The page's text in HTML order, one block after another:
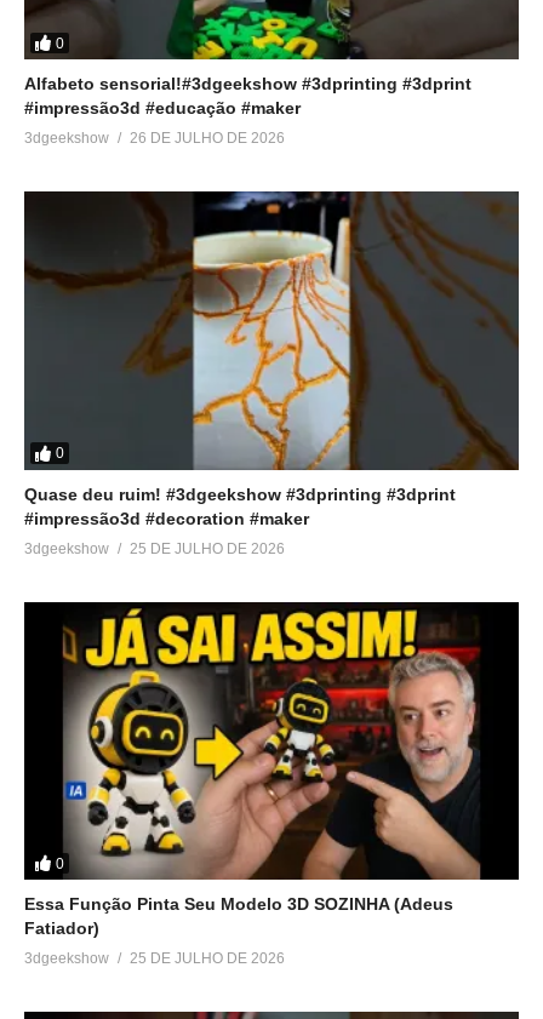
0
Alfabeto sensorial!#3dgeekshow #3dprinting #3dprint
#impressão3d #educação #maker
3dgeekshow 26 DE JULHO DE 2026
0
Quase deu ruim! #3dgeekshow #3dprinting #3dprint
#impressão3d #decoration #maker
3dgeekshow 25 DE JULHO DE 2026
0
Essa Função Pinta Seu Modelo 3D SOZINHA (Adeus
Fatiador)
3dgeekshow 25 DE JULHO DE 2026